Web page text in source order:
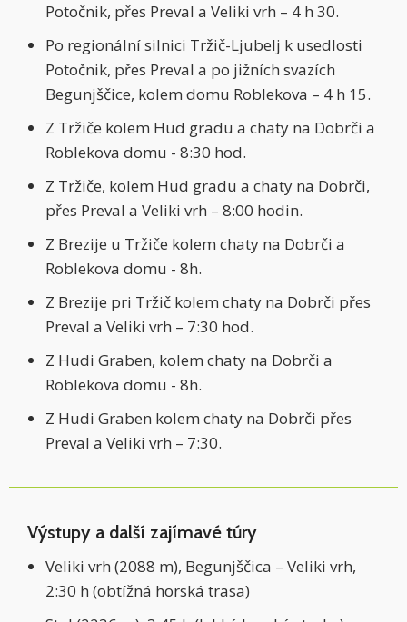
Potočnik, přes Preval a Veliki vrh – 4 h 30.
Po regionální silnici Tržič-Ljubelj k usedlosti
Potočnik, přes Preval a po jižních svazích
Begunjščice, kolem domu Roblekova – 4 h 15.
Z Tržiče kolem Hud gradu a chaty na Dobrči a
Roblekova domu - 8:30 hod.
Z Tržiče, kolem Hud gradu a chaty na Dobrči,
přes Preval a Veliki vrh – 8:00 hodin.
Z Brezije u Tržiče kolem chaty na Dobrči a
Roblekova domu - 8h.
Z Brezije pri Tržič kolem chaty na Dobrči přes
Preval a Veliki vrh – 7:30 hod.
Z Hudi Graben, kolem chaty na Dobrči a
Roblekova domu - 8h.
Z Hudi Graben kolem chaty na Dobrči přes
Preval a Veliki vrh – 7:30.
Výstupy a další zajímavé túry
Veliki vrh (2088 m), Begunjščica – Veliki vrh,
2:30 h (obtížná horská trasa)